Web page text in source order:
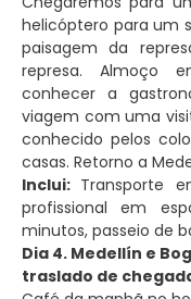
helicóptero para um
paisagem da
represa. Almoço
conhecer a
viagem com uma
conhecido pelos
casas. Retorno a
Inclui: Transporte
profissional em
minutos, passeio de
Dia 4. Medellín e
traslado de